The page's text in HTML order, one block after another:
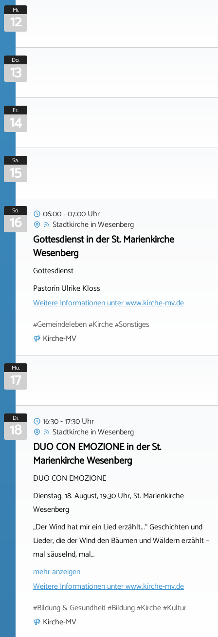
Mi.
12
Do.
13
Fr.
14
Sa.
15
So.
16
06:00 - 07:00 Uhr
StadtkircheinWesenberg
Gottesdienst in der St. Marienkirche
Wesenberg
Gottesdienst
Pastorin Ulrike Kloss
Weitere Informationen unterwww.kirche-mv.de
#Gemeindeleben #Kirche #Sonstiges
Kirche-MV
Mo.
17
Di.
18
16:30 - 17:30 Uhr
StadtkircheinWesenberg
DUO CON EMOZIONE in der St.
Marienkirche Wesenberg
DUO CON EMOZIONE
Dienstag, 18. August, 19.30 Uhr, St. Marienkirche
Wesenberg
„Der Wind hat mir ein Lied erzählt...“ Geschichten und
Lieder, die der Wind den Bäumen und Wäldern erzählt −
mal säuselnd, mal…
mehr anzeigen
Weitere Informationen unterwww.kirche-mv.de
#Bildung & Gesundheit #Bildung #Kirche #Kultur
Kirche-MV